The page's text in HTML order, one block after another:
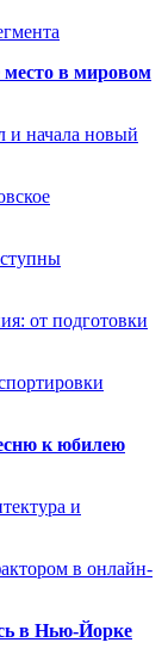
в мировом
и начала новый
от подготовки
к юбилею
и
в онлайн-
в Нью-Йорке